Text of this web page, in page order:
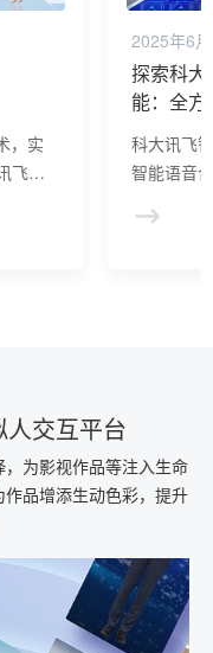
，实
飞虚
、
2025年6
探索科大
能：全方
科大讯飞
智能语音
术，为用
交互平台
为影视作品等注入生命
品增添生动色彩，提升